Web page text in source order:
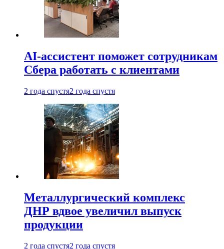
AI-ассистент поможет сотрудникам
Сбера работать с клиентами
2 года спустя2 года спустя
Металлургический комплекс
ДНР вдвое увеличил выпуск
продукции
2 года спустя2 года спустя